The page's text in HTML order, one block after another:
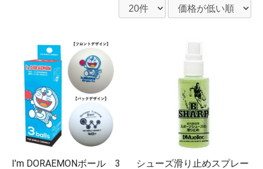
I’m DORAEMONボール 3
シューズ滑り止めスプレー